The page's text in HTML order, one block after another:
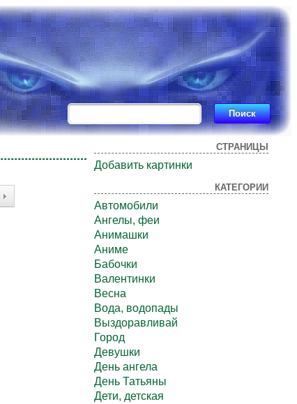
СТРАНИЦЫ
Добавить картинки
КАТЕГОРИИ
Автомобили
Ангелы, феи
Анимашки
Аниме
Бабочки
Валентинки
Весна
Вода, водопады
Выздоравливай
Город
Девушки
День ангела
День Татьяны
Дети, детская